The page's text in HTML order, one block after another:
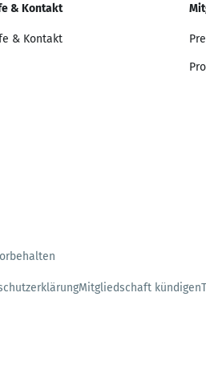
& Kontakt
& Kontakt
Mitgliedschaft kündigen